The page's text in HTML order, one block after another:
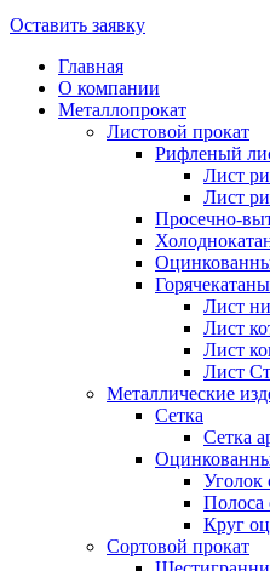
Оставить заявку
Главная
О компании
Металлопрокат
Листовой прокат
Рифленый
Лист
Лист
Просечно-
Лист
Лист
Лист
Лист
Металлические
Сетка
Сетка
Уголок
Полоса
Круг
Сортовой прокат